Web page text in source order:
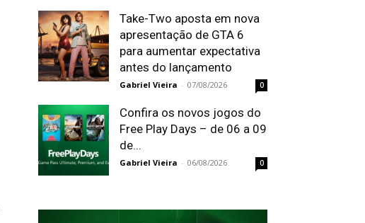
Take-Two aposta em nova
apresentação de GTA 6
para aumentar expectativa
antes do lançamento
Gabriel Vieira - 07/08/2026 0
Confira os novos jogos do
Free Play Days – de 06 a 09
de...
Gabriel Vieira - 06/08/2026 0